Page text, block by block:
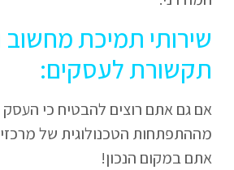
שירותי תמיכת מחשוב
תקשורת לעסקים:
אם גם אתם רוצים להבטיח כי
אתם במקום הנכון!